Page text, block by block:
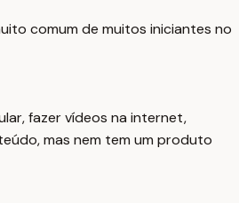
comum de muitos iniciantes no
fazer vídeos na internet,
mas nem tem um produto